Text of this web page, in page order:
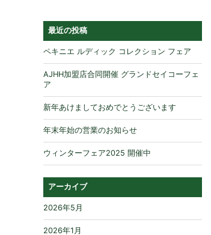
最近の投稿
ペキニエ ルディック コレクション フェア
AJHH加盟店合同開催 グランドセイコーフェ
ア
新年あけましておめでとうございます
年末年始の営業のお知らせ
ウィンターフェア2025 開催中
アーカイブ
2026年5月
2026年1月